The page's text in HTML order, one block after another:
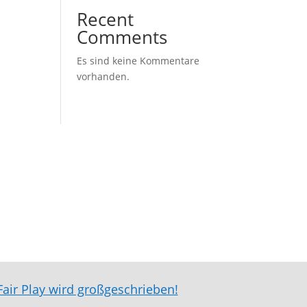
Recent
Comments
Es sind keine Kommentare
vorhanden.
Play wird großgeschrieben!